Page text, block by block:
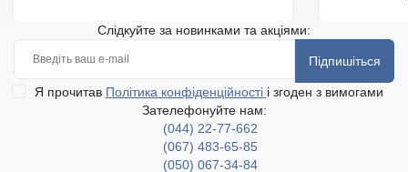
Слідкуйте за новинками та акціями:
Підпишіться
Я прочитав Політика конфіденційності і згоден з вимогами
Зателефонуйте нам:
(044) 22-77-662
(067) 483-65-85
(050) 067-34-84